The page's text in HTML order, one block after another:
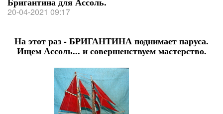
20-04-2021 09:17
На этот раз - БРИГАНТИНА поднимает паруса.
Ищем Ассоль... и совершенствуем мастерство.